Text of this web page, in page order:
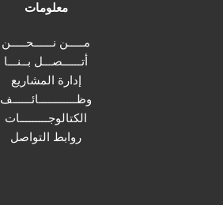
معلومات
مـــــن نــــــحـــــن
أتــــــصـــل بــنـــا
إدارة المشاريع
وظــــــــــــائــــــف
الكتالوجـــــــــات
روابط التواصل